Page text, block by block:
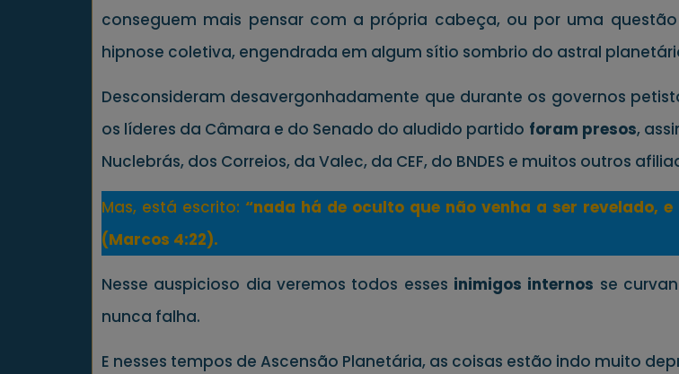
conseguem mais pensar com a própria cabeça, ou por uma
hipnose coletiva, engendrada em algum sítio sombrio do astral
Desconsideram desavergonhadamente que durante os governos
os líderes da Câmara e do Senado do aludido partido foram presos,
Nuclebrás, dos Correios, da Valec, da CEF, do BNDES e muitos outros
Mas, está escrito: “nada há de oculto que não venha a ser revelado,
(Marcos 4:22).
Nesse auspicioso dia veremos todos esses inimigos internos se
nunca falha.
E nesses tempos de Ascensão Planetária, as coisas estão indo muito